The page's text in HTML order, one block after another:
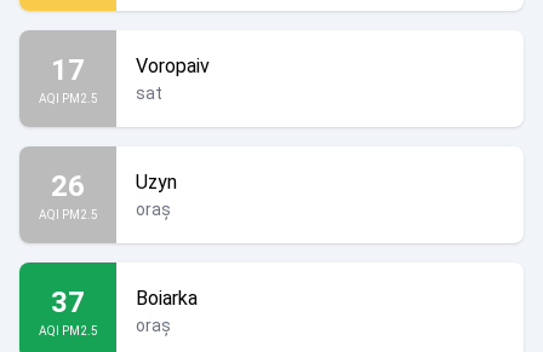
17
AQI PM2.5
Voropaiv
sat
26
AQI PM2.5
Uzyn
oraș
37
AQI PM2.5
Boiarka
oraș